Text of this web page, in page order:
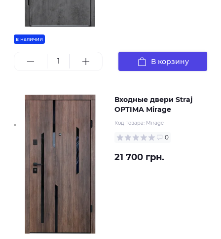
в наличии
В корзину
Входные двери Straj
OPTIMA Mirage
Код товара: Mirage
0
21 700 грн.